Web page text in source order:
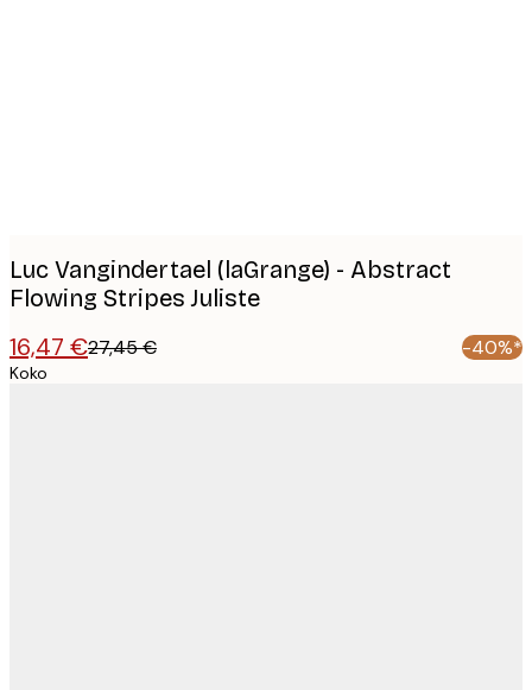
Luc Vangindertael (laGrange) - Abstract
Flowing Stripes Juliste
16,47 €27,45 € -40%*
Koko